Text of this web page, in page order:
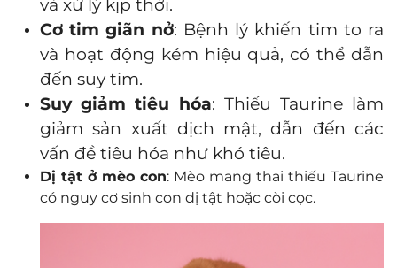
và xử lý kịp thời.
Cơ tim giãn nở: Bệnh lý khiến tim to ra
và hoạt động kém hiệu quả, có thể dẫn
đến suy tim.
Suy giảm tiêu hóa: Thiếu Taurine làm
giảm sản xuất dịch mật, dẫn đến các
vấn đề tiêu hóa như khó tiêu.
Dị tật ở mèo con: Mèo mang thai thiếu Taurine
có nguy cơ sinh con dị tật hoặc còi cọc.